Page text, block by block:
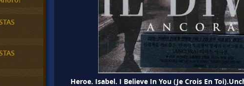
Heroe. Isabel. I Believe In You (Je Crois En